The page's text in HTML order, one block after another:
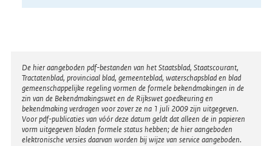
Disclaimer
De hier aangeboden pdf-bestanden van het Staatsblad, Staatscourant,
Tractatenblad, provinciaal blad, gemeenteblad, waterschapsblad en blad
gemeenschappelijke regeling vormen de formele bekendmakingen in de
zin van de Bekendmakingswet en de Rijkswet goedkeuring en
bekendmaking verdragen voor zover ze na 1 juli 2009 zijn uitgegeven.
Voor pdf-publicaties van vóór deze datum geldt dat alleen de in papieren
vorm uitgegeven bladen formele status hebben; de hier aangeboden
elektronische versies daarvan worden bij wijze van service aangeboden.